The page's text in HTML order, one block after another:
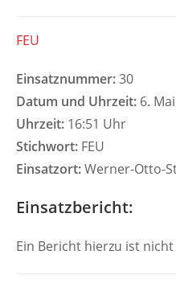
FEU
Einsatznummer:30
Datum und Uhrzeit: 6.
Uhrzeit: 16:51 Uhr
Stichwort: FEU
Einsatzort:Werner-Otto-
Einsatzbericht:
Ein Bericht hierzu ist